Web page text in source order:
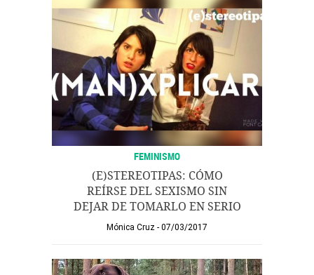
FEMINISMO
(E)STEREOTIPAS: CÓMO
REÍRSE DEL SEXISMO SIN
DEJAR DE TOMARLO EN SERIO
Mónica Cruz 07/03/2017